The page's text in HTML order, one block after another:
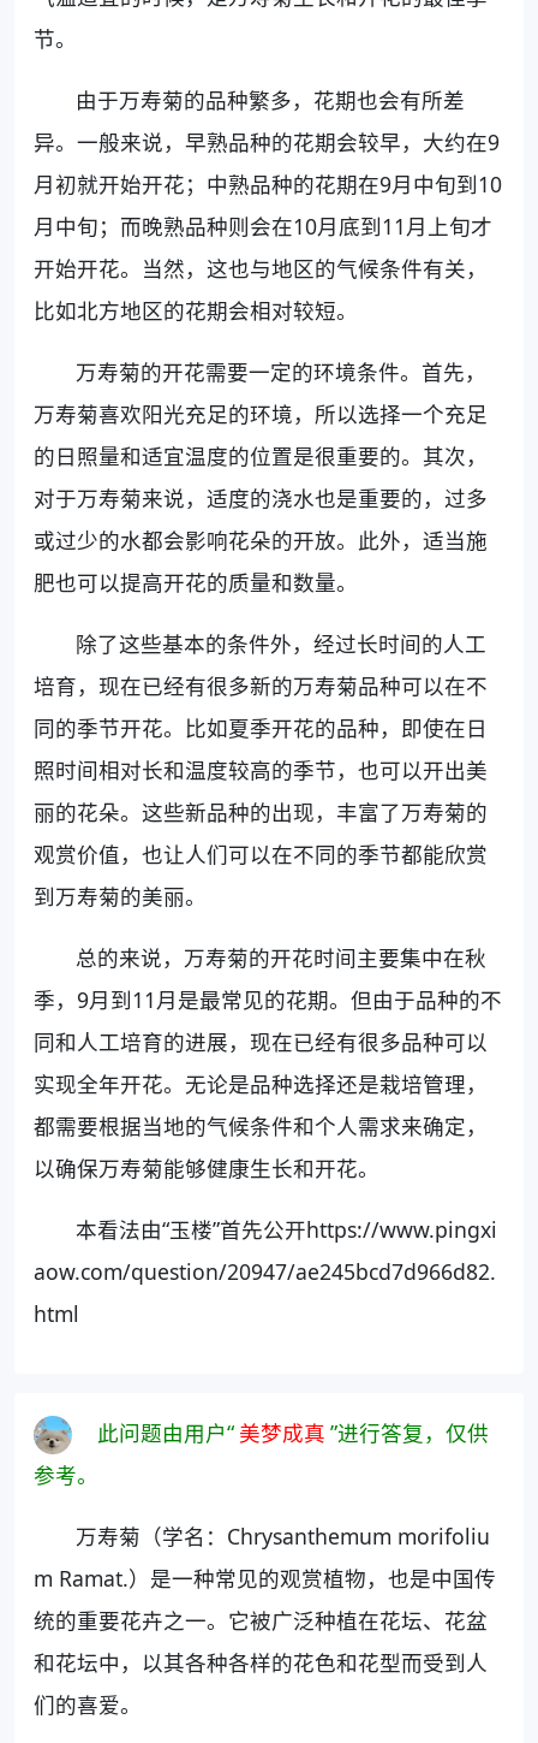
节。
由于万寿菊的品种繁多，花期也会有所差
异。一般来说，早熟品种的花期会较早，大约在9
月初就开始开花；中熟品种的花期在9月中旬到10
月中旬；而晚熟品种则会在10月底到11月上旬才
开始开花。当然，这也与地区的气候条件有关，
比如北方地区的花期会相对较短。
万寿菊的开花需要一定的环境条件。首先，
万寿菊喜欢阳光充足的环境，所以选择一个充足
的日照量和适宜温度的位置是很重要的。其次，
对于万寿菊来说，适度的浇水也是重要的，过多
或过少的水都会影响花朵的开放。此外，适当施
肥也可以提高开花的质量和数量。
除了这些基本的条件外，经过长时间的人工
培育，现在已经有很多新的万寿菊品种可以在不
同的季节开花。比如夏季开花的品种，即使在日
照时间相对长和温度较高的季节，也可以开出美
丽的花朵。这些新品种的出现，丰富了万寿菊的
观赏价值，也让人们可以在不同的季节都能欣赏
到万寿菊的美丽。
总的来说，万寿菊的开花时间主要集中在秋
季，9月到11月是最常见的花期。但由于品种的不
同和人工培育的进展，现在已经有很多品种可以
实现全年开花。无论是品种选择还是栽培管理，
都需要根据当地的气候条件和个人需求来确定，
以确保万寿菊能够健康生长和开花。
本看法由“玉楼”首先公开https://www.pingxi
aow.com/question/20947/ae245bcd7d966d82.
html
此问题由用户“ 美梦成真 ”进行答复，仅供
参考。
万寿菊（学名：Chrysanthemum morifoliu
m Ramat.）是一种常见的观赏植物，也是中国传
统的重要花卉之一。它被广泛种植在花坛、花盆
和花坛中，以其各种各样的花色和花型而受到人
们的喜爱。